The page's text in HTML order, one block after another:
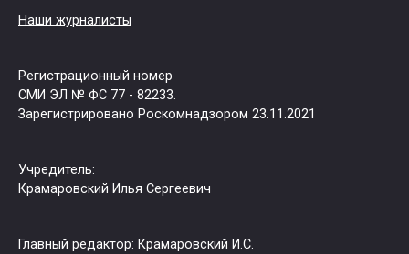
Наши журналисты
Регистрационный номер
СМИ ЭЛ № ФС 77 - 82233.
Зарегистрировано Роскомнадзором 23.11.2021
Учредитель:
Крамаровский Илья Сергеевич
Главный редактор: Крамаровский И.С.